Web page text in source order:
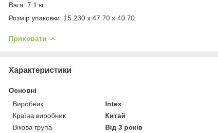
Вага: 7.1 кг
Розмір упаковки: 15.230 x 47.70 x 40.70.
Приховати
Характеристики
Основні
Виробник
Intex
Країна виробник
Китай
Вікова група
Від 3 років